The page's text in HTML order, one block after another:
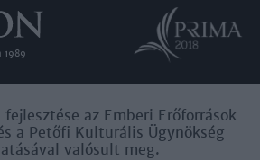
1989
az Emberi Erőforrások
a Petőfi Kulturális Ügynökség
valósult meg.